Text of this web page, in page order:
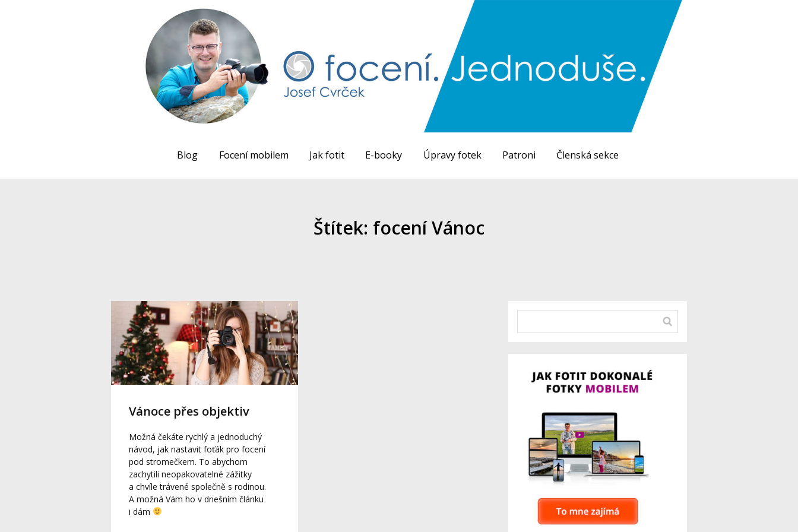
Blog Focení mobilem Jak fotit E-booky Úpravy fotek Patroni Členská sekce
Štítek: focení Vánoc
Vánoce přes objektiv
Možná čekáte rychlý a jednoduchý
návod, jak nastavit foťák pro focení
pod stromečkem. To abychom
zachytili neopakovatelné zážitky
a chvíle trávené společně s rodinou.
A možná Vám ho v dnešním článku
i dám